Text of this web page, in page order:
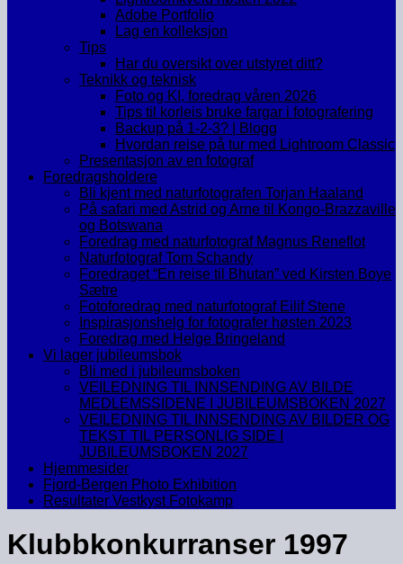
Adobe Portfolio
Lag en kolleksjon
Tips
Har du oversikt over utstyret ditt?
Teknikk og teknisk
Foto og KI, foredrag våren 2026
Tips til korleis bruke fargar i fotografering
Backup på 1-2-3? | Blogg
Hvordan reise på tur med Lightroom Classic
Presentasjon av en fotograf
Foredragsholdere
Bli kjent med naturfotografen Torjan Haaland
På safari med Astrid og Arne til Kongo-Brazzaville
og Botswana
Foredrag med naturfotograf Magnus Reneflot
Naturfotograf Tom Schandy
Foredraget “En reise til Bhutan” ved Kirsten Boye
Sætre
Fotoforedrag med naturfotograf Eilif Stene
Inspirasjonshelg for fotografer høsten 2023
Foredrag med Helge Bringeland
Vi lager jubileumsbok
Bli med i jubileumsboken
VEILEDNING TIL INNSENDING AV BILDE
MEDLEMSSIDENE I JUBILEUMSBOKEN 2027
VEILEDNING TIL INNSENDING AV BILDER OG
TEKST TIL PERSONLIG SIDE I
JUBILEUMSBOKEN 2027
Hjemmesider
Fjord-Bergen Photo Exhibition
Resultater Vestkyst Fotokamp
Klubbkonkurranser 1997